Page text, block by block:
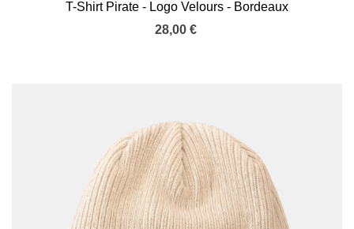
T-Shirt Pirate - Logo Velours - Bordeaux
28,00 €